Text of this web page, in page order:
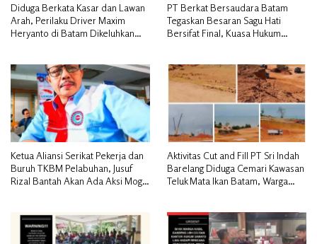
Diduga Berkata Kasar dan Lawan
Arah, Perilaku Driver Maxim
Heryanto di Batam Dikeluhkan
PT Berkat Bersaudara Batam
Tegaskan Besaran Sagu Hati
Bersifat Final, Kuasa Hukum
Ketua Aliansi Serikat Pekerja dan
Buruh TKBM Pelabuhan, Jusuf
Rizal Bantah Akan Ada Aksi Mogol
Aktivitas Cut and Fill PT Sri Indah
Barelang Diduga Cemari Kawasan
Teluk Mata Ikan Batam, Warga